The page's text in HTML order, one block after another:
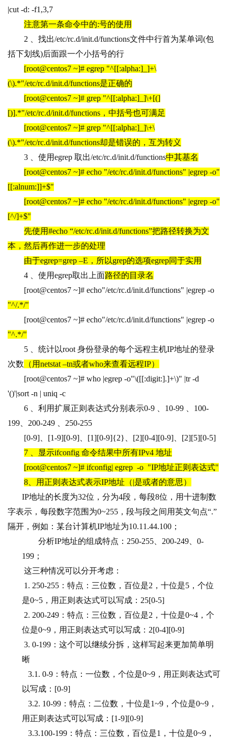
|cut -d: -f1,3,7
注意第一条命令中的:号的使用
2
、找出/etc/rc.d/init.d/functions文件中行首为某单词(包
括下划线)后面跟一个小括号的行
[root@centos7 ~]# egrep "^[[:alpha:]_]+\
(\).*"/etc/rc.d/init.d/functions是正确的
[root@centos7 ~]# grep "^[[:alpha:]_]\+[(]
[)].*"/etc/rc.d/init.d/functions ，中括号也可满足
[root@centos7 ~]# grep "^[[:alpha:]_]\+\
(\).*"/etc/rc.d/init.d/functions却是错误的，互为转义
3
、使用egrep 取出/etc/rc.d/init.d/functions中其基名
[root@centos7 ~]# echo "/etc/rc.d/init.d/functions" |egrep -o"
[[:alnum:]]+$"
[root@centos7 ~]# echo "/etc/rc.d/init.d/functions" |egrep -o"
[^/]+$"
先使用#echo “/etc/rc.d/init.d/functions”把路径转换为文
本，然后再作进一步的处理
由于egrep=grep –E，所以grep的选项egrep同于实用
4
、使用egrep取出上面路径的目录名
"^/.*/"
"^.*/"
5
、统计以root 身份登录的每个远程主机IP地址的登录
次数 （用netstat –tn或者who来查看远程IP）
[root@centos7 ~]# who |egrep -o"\([[:digit:].]+\)" |tr -d
'()'|sort -n | uniq -c
6
、利用扩展正则表达式分别表示0-9 、10-99 、100-
199、200-249 、250-255
[0-9] 、[1-9][0-9]、[1][0-9]{2}、[2][0-4][0-9]、[2][5][0-5]
7
、显示ifconfig 命令结果中所有IPv4 地址
[root@centos7 ~]# ifconfig| egrep -o "IP地址正则表达式"
8 、用正则表达式表示IP地址（|是或者的意思）
IP地址的长度为32位，分为4段，每段8位，用十进制数
字表示，每段数字范围为0~255，段与段之间用英文句点“.”
隔开，例如：某台计算机IP地址为10.11.44.100；
分析IP地址的组成特点：250-255、200-249、0-
199；
这三种情况可以分开考虑：
是0~5，用正则表达式可以写成：25[0-5]
位是0~9，用正则表达式可以写成：2[0-4][0-9]
晰
3.1. 0-9 ：特点：一位数，个位是0~9，用正则表达式可
以写成：[0-9]
3.2. 10-99 ：特点：二位数，十位是1~9，个位是0~9，
用正则表达式可以写成：[1-9][0-9]
3.3.100-199 ：特点：三位数，百位是1，十位是0~9，